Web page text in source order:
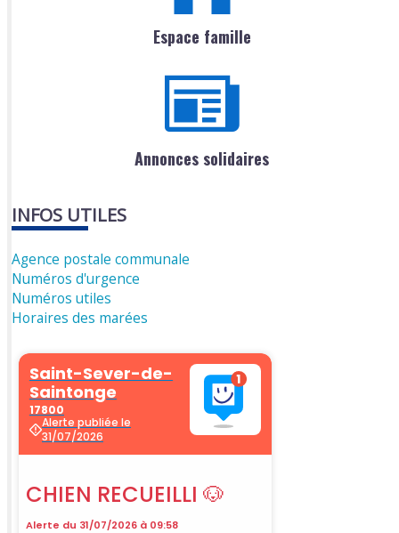
Espace famille
Annonces solidaires
INFOS UTILES
Agence postale communale
Numéros d'urgence
Numéros utiles
Horaires des marées